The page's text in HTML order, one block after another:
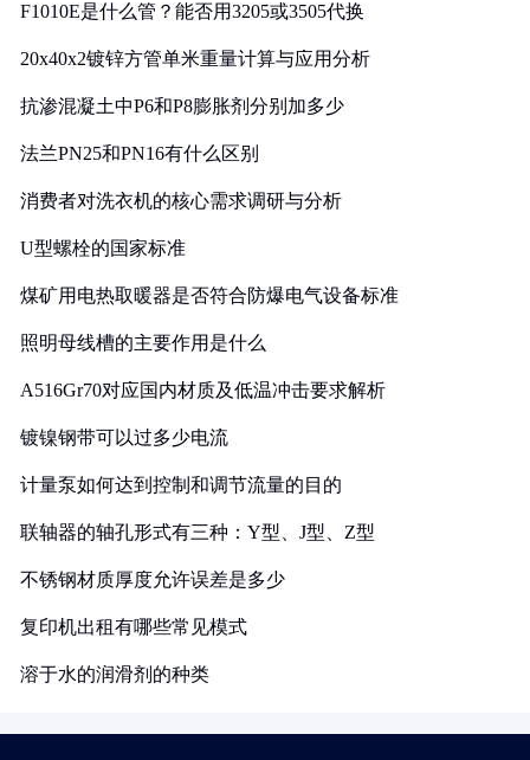
F1010E是什么管？能否用3205或3505代换
20x40x2镀锌方管单米重量计算与应用分析
抗渗混凝土中P6和P8膨胀剂分别加多少
法兰PN25和PN16有什么区别
消费者对洗衣机的核心需求调研与分析
U型螺栓的国家标准
煤矿用电热取暖器是否符合防爆电气设备标准
照明母线槽的主要作用是什么
A516Gr70对应国内材质及低温冲击要求解析
镀镍钢带可以过多少电流
计量泵如何达到控制和调节流量的目的
联轴器的轴孔形式有三种：Y型、J型、Z型
不锈钢材质厚度允许误差是多少
复印机出租有哪些常见模式
溶于水的润滑剂的种类